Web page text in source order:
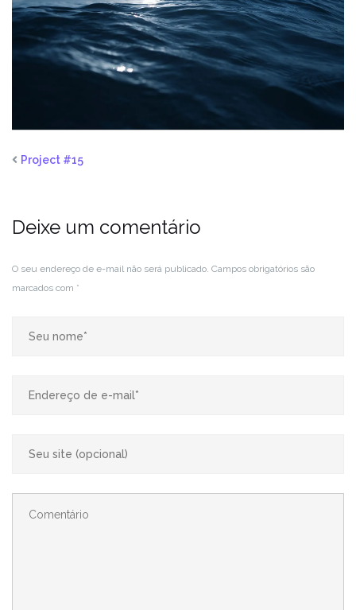
Project #15
Deixe um comentário
O seu endereço de e-mail não será publicado. Campos obrigatórios são
marcados com *